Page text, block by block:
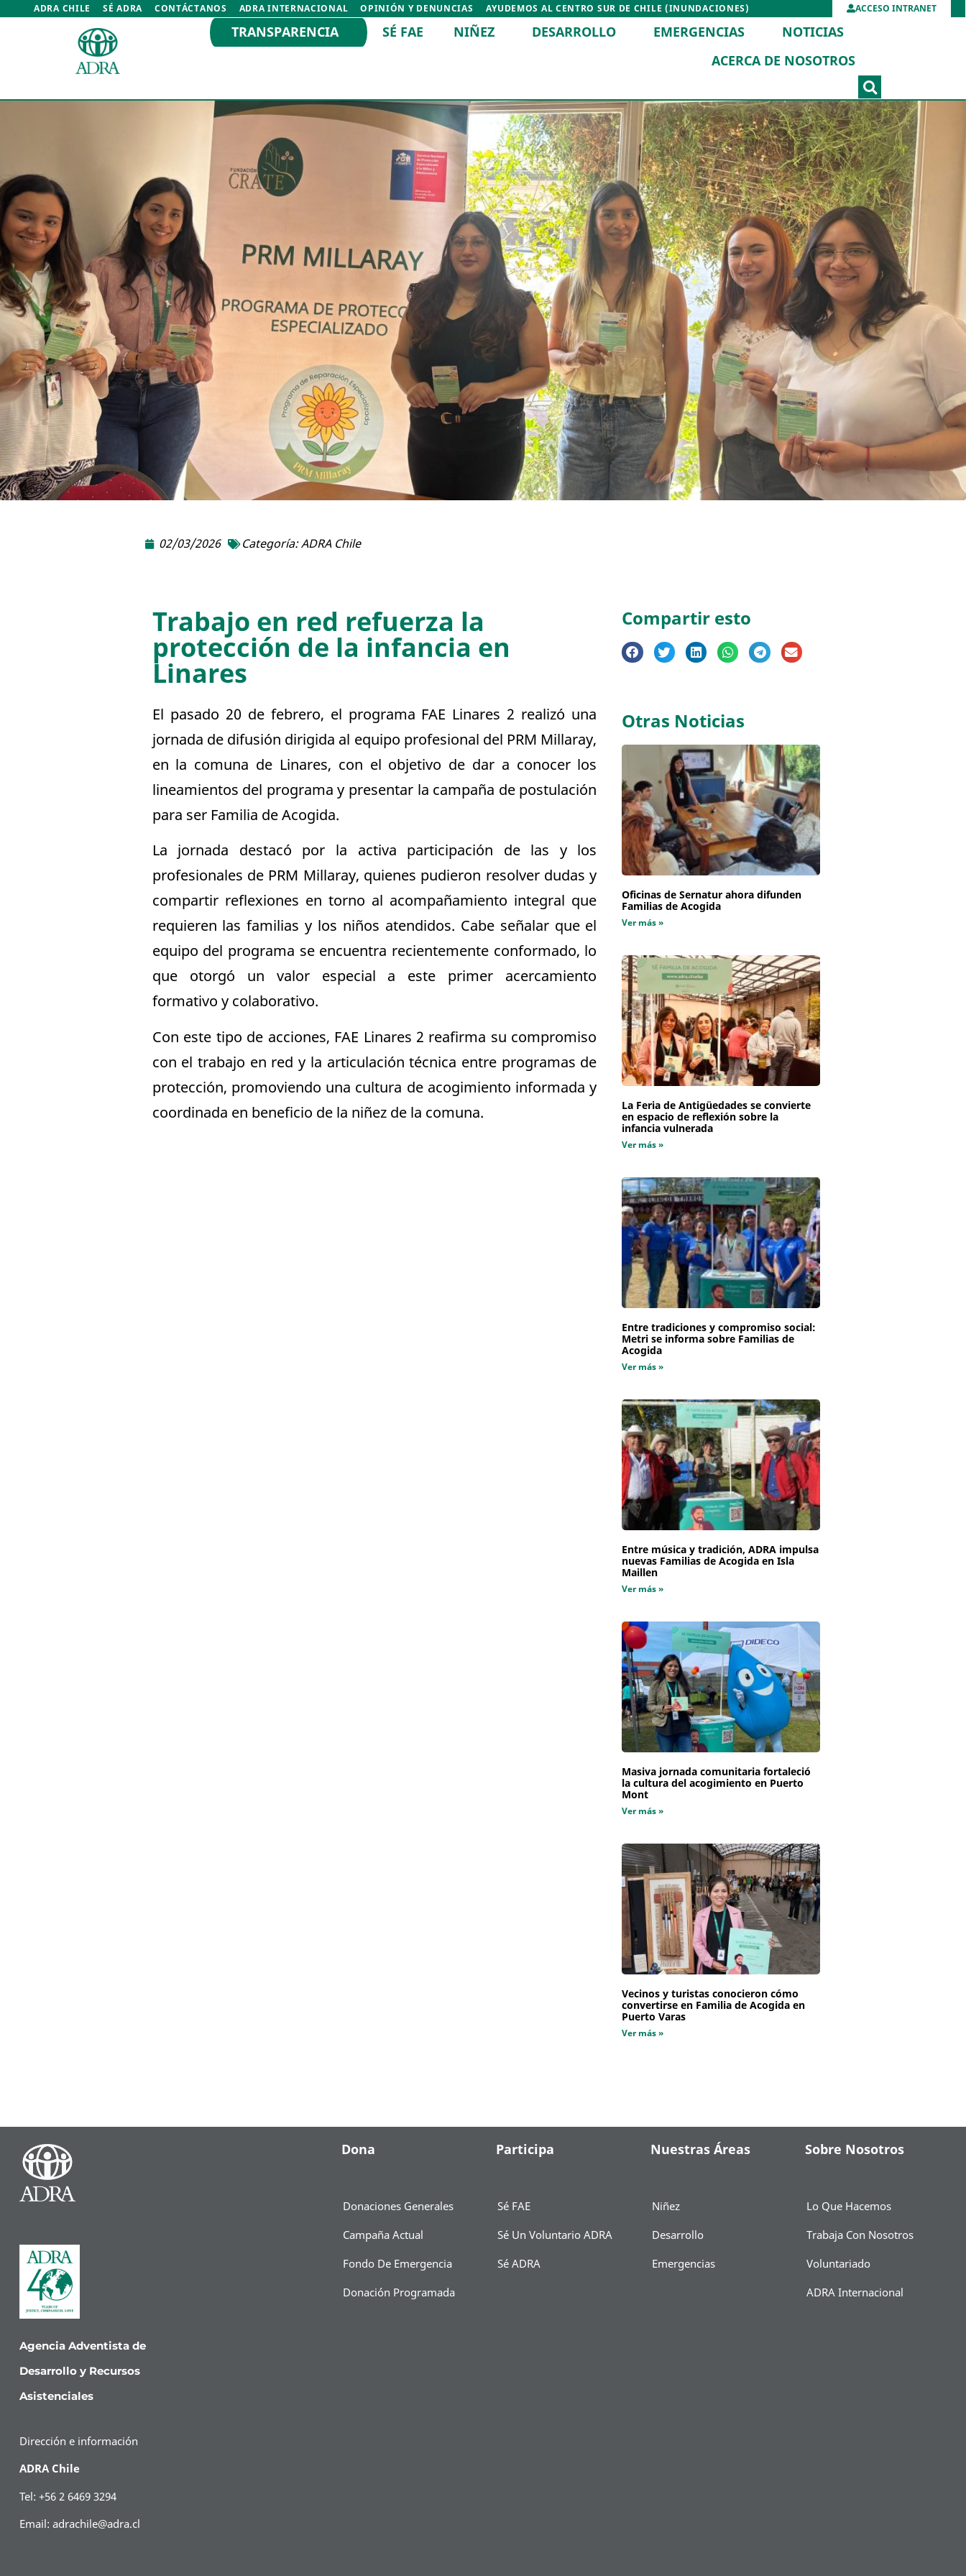
ADRA CHILE SÉ ADRA CONTÁCTANOS ADRA INTERNACIONAL OPINIÓN Y DENUNCIAS AYUDEMOS AL CENTRO SUR DE CHILE (INUNDACIONES) ACCESO INTRANET
TRANSPARENCIA SÉ FAE NIÑEZ DESARROLLO EMERGENCIAS
NOTICIAS
ACERCA DE NOSOTROS
02/03/2026 Categoría:ADRA Chile
Trabajo en red refuerza la
protección de la infancia en
Linares
El pasado 20 de febrero, el programa FAE Linares 2 realizó una
jornada de difusión dirigida al equipo profesional del PRM Millaray,
en la comuna de Linares, con el objetivo de dar a conocer los
lineamientos del programa y presentar la campaña de postulación
para ser Familia de Acogida.
La jornada destacó por la activa participación de las y los
profesionales de PRM Millaray, quienes pudieron resolver dudas y
compartir reflexiones en torno al acompañamiento integral que
requieren las familias y los niños atendidos. Cabe señalar que el
equipo del programa se encuentra recientemente conformado, lo
que otorgó un valor especial a este primer acercamiento
formativo y colaborativo.
Con este tipo de acciones, FAE Linares 2 reafirma su compromiso
con el trabajo en red y la articulación técnica entre programas de
protección, promoviendo una cultura de acogimiento informada y
coordinada en beneficio de la niñez de la comuna.
Compartir esto
Otras Noticias
Oficinas de Sernatur ahora difunden
Familias de Acogida
Ver más »
La Feria de Antigüedades se convierte
en espacio de reflexión sobre la
infancia vulnerada
Ver más »
Entre tradiciones y compromiso social:
Metri se informa sobre Familias de
Acogida
Ver más »
Entre música y tradición, ADRA impulsa
nuevas Familias de Acogida en Isla
Maillen
Ver más »
Masiva jornada comunitaria fortaleció
la cultura del acogimiento en Puerto
Mont
Ver más »
Vecinos y turistas conocieron cómo
convertirse en Familia de Acogida en
Puerto Varas
Ver más »
Agencia Adventista de
Desarrollo y Recursos
Asistenciales
Dirección e información
ADRA Chile
Tel: +56 2 6469 3294
Email:adrachile@adra.cl
Dona
Donaciones Generales
Campaña Actual
Fondo De Emergencia
Donación Programada
Participa
Sé FAE
Sé Un Voluntario ADRA
Sé ADRA
Nuestras Áreas
Niñez
Desarrollo
Emergencias
Sobre Nosotros
Lo Que Hacemos
Trabaja Con Nosotros
Voluntariado
ADRA Internacional